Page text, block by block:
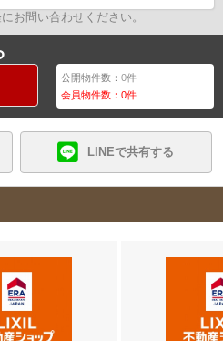
お問い合わせください。
公開物件数：0件
会員物件数：0件
LINEで共有する